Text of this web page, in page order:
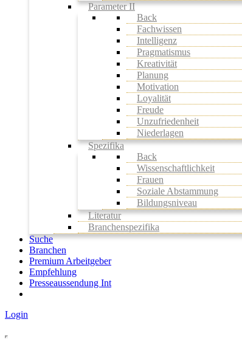
Parameter II
Back
Fachwissen
Intelligenz
Pragmatismus
Kreativität
Planung
Motivation
Loyalität
Freude
Unzufriedenheit
Niederlagen
Spezifika
Back
Wissenschaftlichkeit
Frauen
Soziale Abstammung
Bildungsniveau
Literatur
Branchenspezifika
Suche
Branchen
Premium Arbeitgeber
Empfehlung
Presseaussendung Int
Login